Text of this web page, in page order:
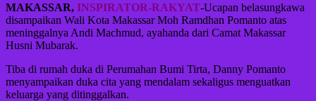
MAKASSAR, INSPIRATOR-RAKYAT-Ucapan belasungkawa
disampaikan Wali Kota Makassar Moh Ramdhan Pomanto atas
meninggalnya Andi Machmud, ayahanda dari Camat Makassar
Husni Mubarak.
Tiba di rumah duka di Perumahan Bumi Tirta, Danny Pomanto
menyampaikan duka cita yang mendalam sekaligus menguatkan
keluarga yang ditinggalkan.